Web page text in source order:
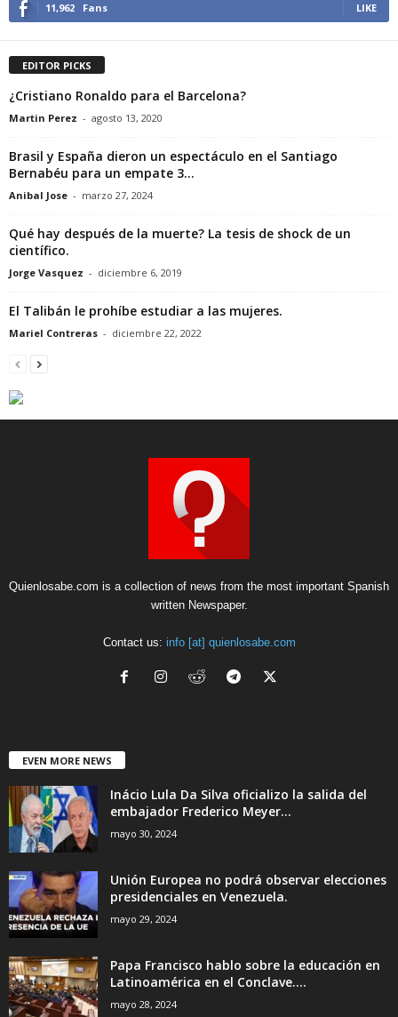
11,962 Fans LIKE
EDITOR PICKS
¿Cristiano Ronaldo para el Barcelona?
Martin Perez - agosto 13, 2020
Brasil y España dieron un espectáculo en el Santiago
Bernabéu para un empate 3...
Anibal Jose - marzo 27, 2024
Qué hay después de la muerte? La tesis de shock de un
científico.
Jorge Vasquez - diciembre 6, 2019
El Talibán le prohíbe estudiar a las mujeres.
Mariel Contreras - diciembre 22, 2022
Quienlosabe.com is a collection of news from the most important Spanish
written Newspaper.
Contact us: info [at] quienlosabe.com
EVEN MORE NEWS
Inácio Lula Da Silva oficializo la salida del
embajador Frederico Meyer...
mayo 30, 2024
Unión Europea no podrá observar elecciones
presidenciales en Venezuela.
mayo 29, 2024
Papa Francisco hablo sobre la educación en
Latinoamérica en el Conclave....
mayo 28, 2024